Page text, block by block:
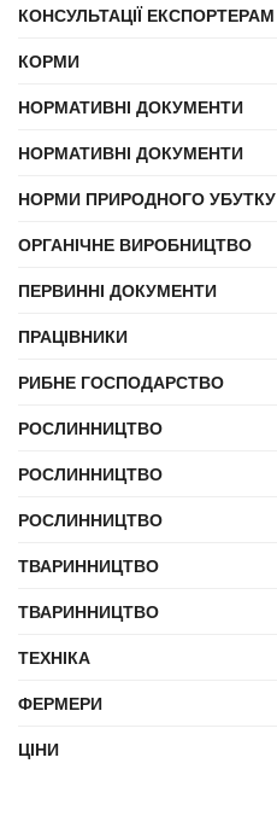
КОНСУЛЬТАЦІЇ ЕКСПОРТЕРАМ
КОРМИ
НОРМАТИВНІ ДОКУМЕНТИ
НОРМАТИВНІ ДОКУМЕНТИ
НОРМИ ПРИРОДНОГО УБУТКУ
ОРГАНІЧНЕ ВИРОБНИЦТВО
ПЕРВИННІ ДОКУМЕНТИ
ПРАЦІВНИКИ
РИБНЕ ГОСПОДАРСТВО
РОСЛИННИЦТВО
РОСЛИННИЦТВО
РОСЛИННИЦТВО
ТВАРИННИЦТВО
ТВАРИННИЦТВО
ТЕХНІКА
ФЕРМЕРИ
ЦІНИ